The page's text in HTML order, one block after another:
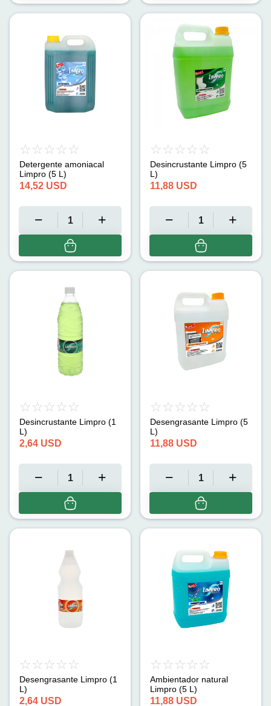
Detergente amoniacal
Limpro (5 L)
14,52 USD
Desincrustante Limpro (5
L)
11,88 USD
Desincrustante Limpro (1
L)
2,64 USD
Desengrasante Limpro (5
L)
11,88 USD
Desengrasante Limpro (1
L)
2,64 USD
Ambientador natural
Limpro (5 L)
11,88 USD